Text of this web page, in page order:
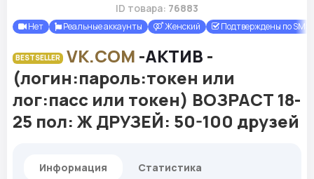
ID товара: 76883
Нет Реальные аккаунты Женский Подтверждены по SMS
BESTSELLER VK.COM -АКТИВ -
(логин:пароль:токен или
лог:пасс или токен) ВОЗРАСТ 18-
25 пол: Ж ДРУЗЕЙ: 50-100 друзей
Информация
Статистика